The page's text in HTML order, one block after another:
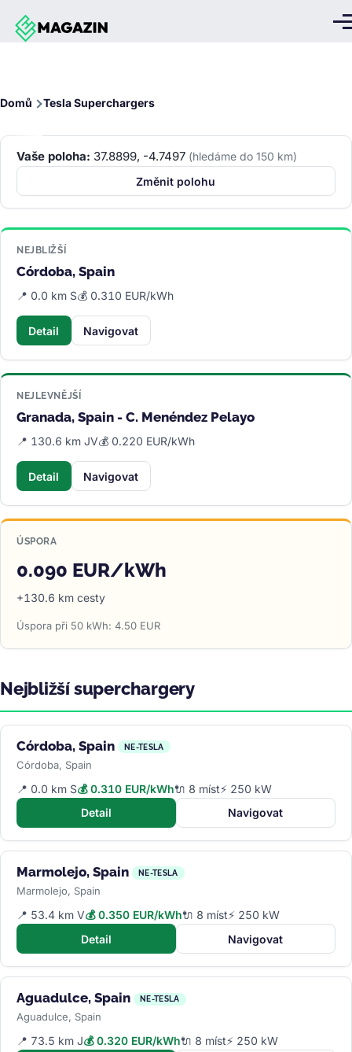
Přejít k hlavnímu obsahu
Domů Tesla Superchargers
Vaše poloha: 37.8899, -4.7497 (hledáme do 150 km)
Změnit polohu
NEJBLIŽŠÍ
Córdoba, Spain
📍 0.0 km S💰 0.310 EUR/kWh
Detail Navigovat
NEJLEVNĚJŠÍ
Granada, Spain - C. Menéndez Pelayo
📍 130.6 km JV💰 0.220 EUR/kWh
Detail Navigovat
ÚSPORA
0.090 EUR/kWh
+130.6 km cesty
Úspora při 50 kWh: 4.50 EUR
Nejbližší superchargery
Córdoba, Spain NE-TESLA
Córdoba, Spain
📍 0.0 km S💰 0.310 EUR/kWh🔌 8 míst⚡ 250 kW
Detail
Navigovat
Marmolejo, Spain NE-TESLA
Marmolejo, Spain
📍 53.4 km V💰 0.350 EUR/kWh🔌 8 míst⚡ 250 kW
Detail
Navigovat
Aguadulce, Spain NE-TESLA
Aguadulce, Spain
📍 73.5 km J💰 0.320 EUR/kWh🔌 8 míst⚡ 250 kW